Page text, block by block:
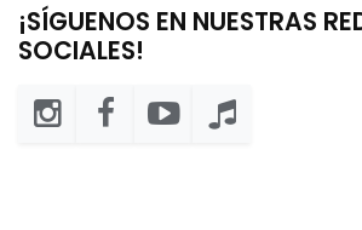
¡SÍGUENOS EN NUESTRAS
SOCIALES!